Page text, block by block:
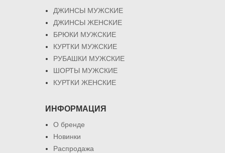
ДЖИНСЫ МУЖСКИЕ
ДЖИНСЫ ЖЕНСКИЕ
БРЮКИ МУЖСКИЕ
КУРТКИ МУЖСКИЕ
РУБАШКИ МУЖСКИЕ
ШОРТЫ МУЖСКИЕ
КУРТКИ ЖЕНСКИЕ
ИНФОРМАЦИЯ
О бренде
Новинки
Распродажа